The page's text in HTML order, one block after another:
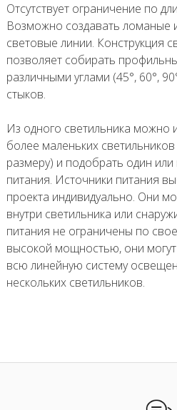
Отсутствует ограничение по
Возможно создавать ломаные
световые линии. Конструкция
позволяет собирать
различными углами (45°, 60°,
стыков.
Из одного светильника можно
более маленьких
размеру) и подобрать один
питания. Источники питания
проекта индивидуально. Они
внутри светильника или
питания не ограничены по
высокой мощностью, они
всю линейную систему
нескольких светильников.